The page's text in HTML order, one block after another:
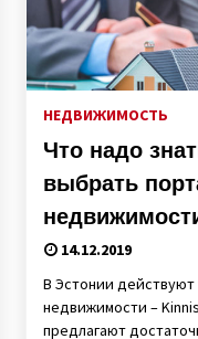
НЕДВИЖИМОСТЬ
Что надо знать,
выбрать
14.12.2019
В Эстонии
недвижимости –
предлагают